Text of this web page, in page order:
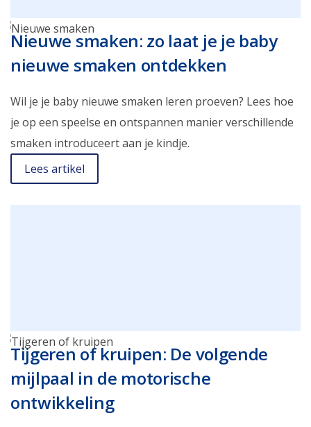
Nieuwe smaken: zo laat je je baby
nieuwe smaken ontdekken
Wil je je baby nieuwe smaken leren proeven? Lees hoe
je op een speelse en ontspannen manier verschillende
smaken introduceert aan je kindje.
Lees artikel
Tijgeren of kruipen: De volgende
mijlpaal in de motorische
ontwikkeling